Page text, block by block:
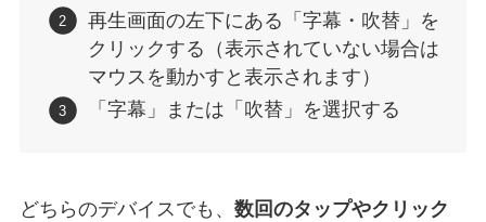
再生画面の左下にある「字幕・吹替」を
クリックする（表示されていない場合は
マウスを動かすと表示されます）
「字幕」または「吹替」を選択する
どちらのデバイスでも、 数回のタップやクリック